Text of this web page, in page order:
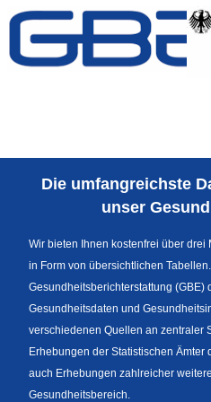
Zum Inhalt
Sprachumschaltung
Die umfangreichste
unser
Wir bieten Ihnen kostenfrei über
in Form von übersichtlichen
Gesundheitsberichterstattung (GBE)
Gesundheitsdaten und
verschiedenen Quellen an zentraler
Erhebungen der Statistischen
auch Erhebungen zahlreicher
Gesundheitsbereich.